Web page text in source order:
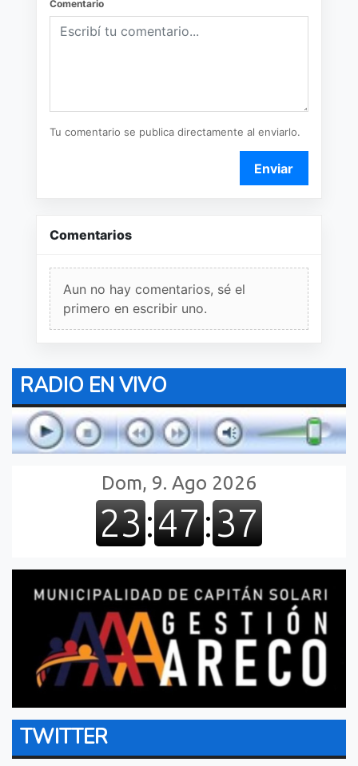
Comentario
Tu comentario se publica directamente al enviarlo.
Enviar
Comentarios
Aun no hay comentarios, sé el
primero en escribir uno.
RADIO EN VIVO
TWITTER